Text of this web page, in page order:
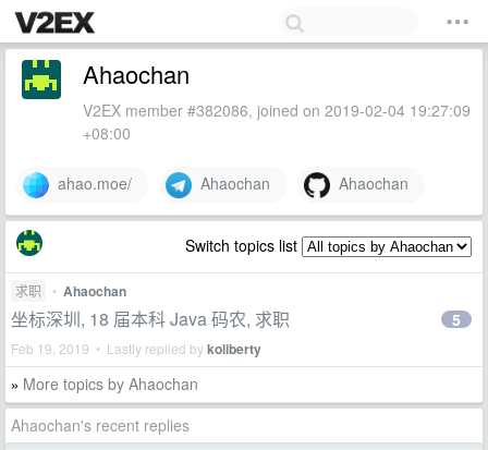
Ahaochan
V2EX member #382086, joined on 2019-02-04 19:27:09
+08:00
ahao.moe/ Ahaochan Ahaochan
Switch topics list
求职 • Ahaochan
坐标深圳, 18 届本科 Java 码农, 求职
Feb 19, 2019 • Lastly replied bykoliberty
5
» More topics by Ahaochan
Ahaochan's recent replies